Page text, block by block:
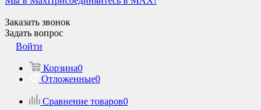
Заказать звонок
Задать вопрос
Войти
Корзина0
Отложенные0
Сравнение товаров0